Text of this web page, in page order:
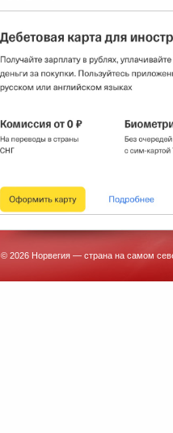
© 2026 Норвегия — страна на самом